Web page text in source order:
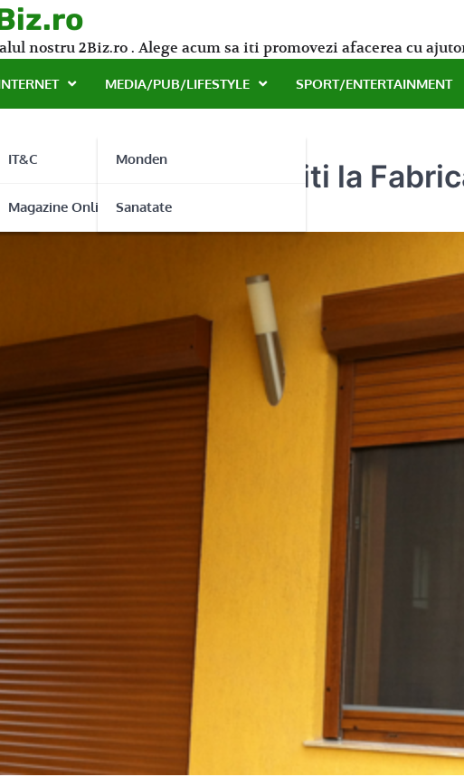
nostru 2Biz.ro . Alege acum sa iti promovezi afacerea cu
IT&C
Magazine Online
MEDIA/PUB/LIFESTYLE
Monden
Sanatate
SPORT/ENTERTAINMENT
exterioare gasiti la